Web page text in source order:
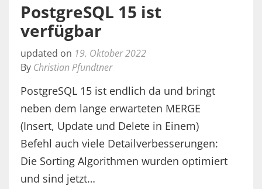
PostgreSQL 15 ist
verfügbar
updated on 19. Oktober 2022
By Christian Pfundtner
PostgreSQL 15 ist endlich da und bringt
neben dem lange erwarteten MERGE
(Insert, Update und Delete in Einem)
Befehl auch viele Detailverbesserungen:
Die Sorting Algorithmen wurden optimiert
und sind jetzt…